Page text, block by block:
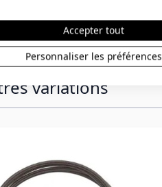
variations
Accepter tout
Personnaliser les préférences